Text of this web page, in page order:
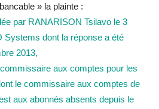
» la plainte :
par RANARISON Tsilavo le 3
Systems dont la réponse a été
2013,
aux comptes pour les
le commissaire aux comptes de
aux abonnés absents depuis le